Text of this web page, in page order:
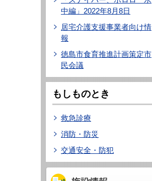
中編」2022年8月8日
居宅介護支援事業者向け情
報
徳島市食育推進計画策定市
民会議
もしものとき
救急診療
消防・防災
交通安全・防犯